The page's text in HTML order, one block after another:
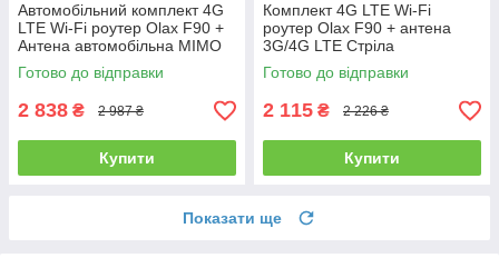
Автомобільний комплект 4G
LTE Wi-Fi роутер Olax F90 +
Антена автомобільна MIMO
CRC-9 2 х 16 dBi
Готово до відправки
2 838 ₴ 2 987 ₴
Купити
Комплект 4G LTE Wi-Fi
роутер Olax F90 + антена
3G/4G LTE Стріла
MARKETNET 1700-2700 МГц
21 дБ
Готово до відправки
2 115 ₴ 2 226 ₴
Купити
Показати ще